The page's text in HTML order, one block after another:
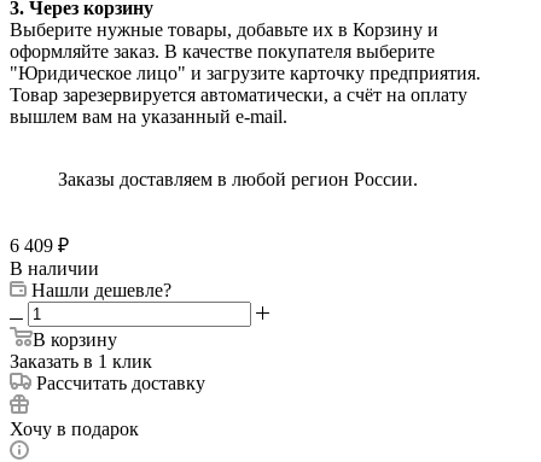
3. Через корзину
Выберите нужные товары, добавьте их в Корзину и
оформляйте заказ. В качестве покупателя выберите
"Юридическое лицо" и загрузите карточку предприятия.
Товар зарезервируется автоматически, а счёт на оплату
вышлем вам на указанный e-mail.
Заказы доставляем в любой регион России.
6 409 ₽
В наличии
Нашли дешевле?
В корзину
Заказать в 1 клик
Рассчитать доставку
Хочу в подарок